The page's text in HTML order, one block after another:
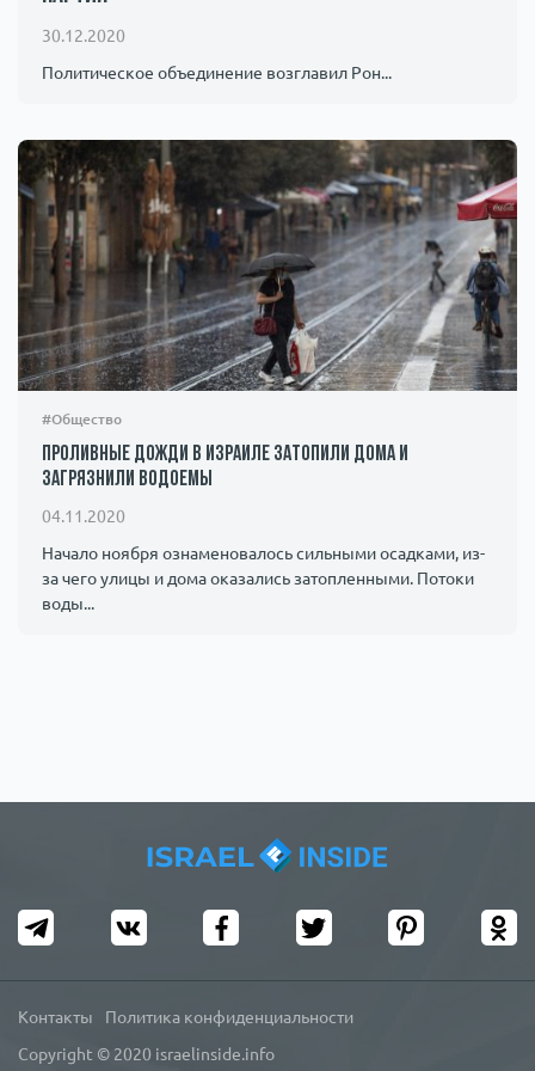
Происшествия
30.12.2020
Политическое объединение возглавил Рон...
#Общество
Проливные дожди в Израиле затопили дома и
загрязнили водоемы
04.11.2020
Начало ноября ознаменовалось сильными осадками, из-
за чего улицы и дома оказались затопленными. Потоки
воды...
Copyright © 2020 israelinside.info
Контакты Политика конфиденциальности